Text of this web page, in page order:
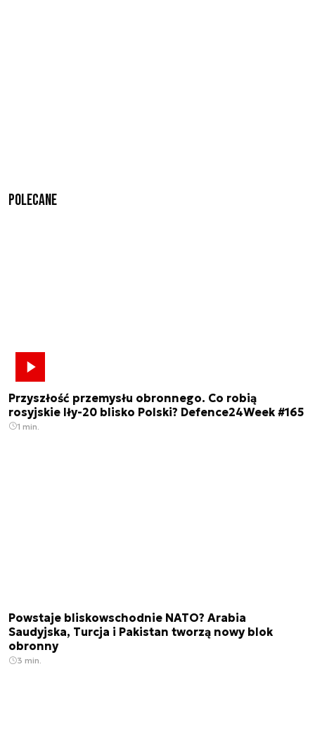
Polecane
Przyszłość przemysłu obronnego. Co robią
rosyjskie Iły-20 blisko Polski? Defence24Week #165
1 min.
Powstaje bliskowschodnie NATO? Arabia
Saudyjska, Turcja i Pakistan tworzą nowy blok
obronny
3 min.